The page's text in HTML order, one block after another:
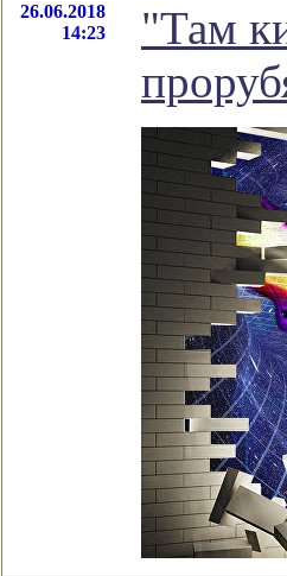
26.06.2018
14:23
"Там